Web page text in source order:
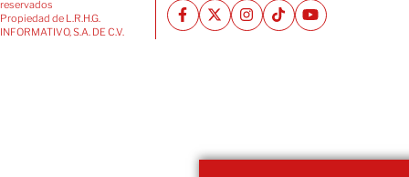
reservados
Propiedad de L.R.H.G.
INFORMATIVO, S.A. DE C.V.